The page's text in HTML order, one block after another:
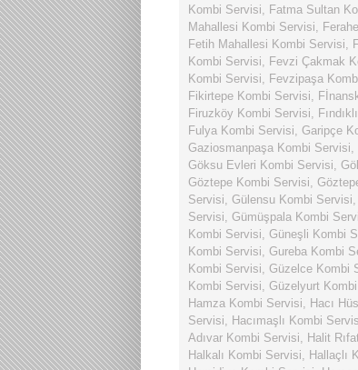
Kombi Servisi, Fatma Sultan
Mahallesi Kombi Servisi,
Fetih Mahallesi Kombi Servisi,
Kombi Servisi, Fevzi Çakmak
Kombi Servisi, Fevzipaşa
Fikirtepe Kombi Servisi,
Firuzköy Kombi Servisi,
Fulya Kombi Servisi, Garipçe
Gaziosmanpaşa Kombi Servisi,
Göksu Evleri Kombi Servisi,
Göztepe Kombi Servisi,
Servisi, Gülensu Kombi Servisi,
Servisi, Gümüşpala Kombi
Kombi Servisi, Güneşli Kombi
Kombi Servisi, Gureba Kombi
Kombi Servisi, Güzelce Kombi
Kombi Servisi, Güzelyurt
Hamza Kombi Servisi, Hacı
Servisi, Hacımaşlı Kombi
Adıvar Kombi Servisi, Halit
Halkalı Kombi Servisi, Hallaçlı